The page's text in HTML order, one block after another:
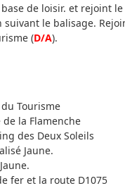
de loisir. et rejoint
le balisage.
(D/A).
Tourisme
la Flamenche
des Deux Soleils
Jaune.
fer et la route D1075